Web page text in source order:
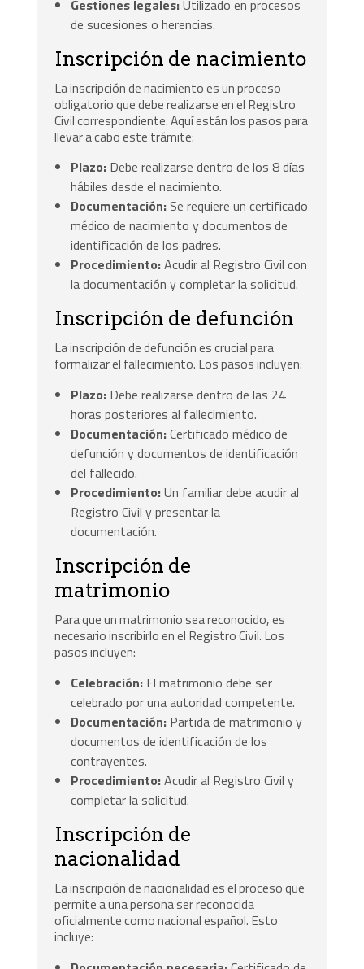
Gestiones legales:Utilizado en procesos
de sucesiones o herencias.
Inscripción de nacimiento
La inscripción de nacimiento es un proceso
obligatorio que debe realizarse en el Registro
Civil correspondiente. Aquí están los pasos para
llevar a cabo este trámite:
Plazo: Debe realizarse dentro de los 8 días
hábiles desde el nacimiento.
Documentación: Se requiere un certificado
médico de nacimiento y documentos de
identificación de los padres.
Procedimiento:Acudir al Registro Civil con
la documentación y completar la solicitud.
Inscripción de defunción
La inscripción de defunción es crucial para
formalizar el fallecimiento. Los pasos incluyen:
Plazo: Debe realizarse dentro de las 24
horas posteriores al fallecimiento.
Documentación:Certificado médico de
defunción y documentos de identificación
del fallecido.
Procedimiento:Un familiar debe acudir al
Registro Civil y presentar la
documentación.
Inscripción de
matrimonio
Para que un matrimonio sea reconocido, es
necesario inscribirlo en el Registro Civil. Los
pasos incluyen:
Celebración: El matrimonio debe ser
celebrado por una autoridad competente.
Documentación: Partida de matrimonio y
documentos de identificación de los
contrayentes.
Procedimiento:Acudir al Registro Civil y
completar la solicitud.
Inscripción de
nacionalidad
La inscripción de nacionalidad es el proceso que
permite a una persona ser reconocida
oficialmente como nacional español. Esto
incluye: